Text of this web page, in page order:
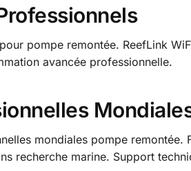
pompe remontée. ReefLink
avancée professionnelle.
mondiales pompe
recherche marine. Support